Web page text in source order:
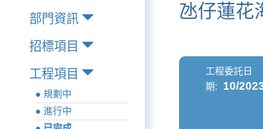
部門資訊
招標項目
工程項目
● 規劃中
● 進行中
氹仔蓮花
工程委託日
期:
10/